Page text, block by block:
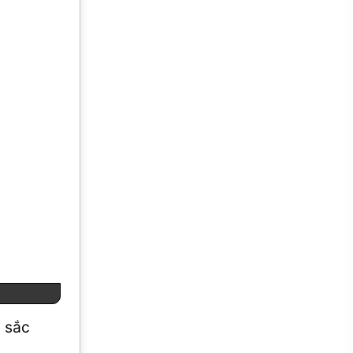
sắc